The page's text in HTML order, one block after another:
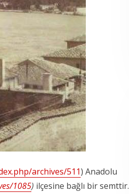
archives/511) Anadolu
1085) ilçesine bağlı bir semttir.